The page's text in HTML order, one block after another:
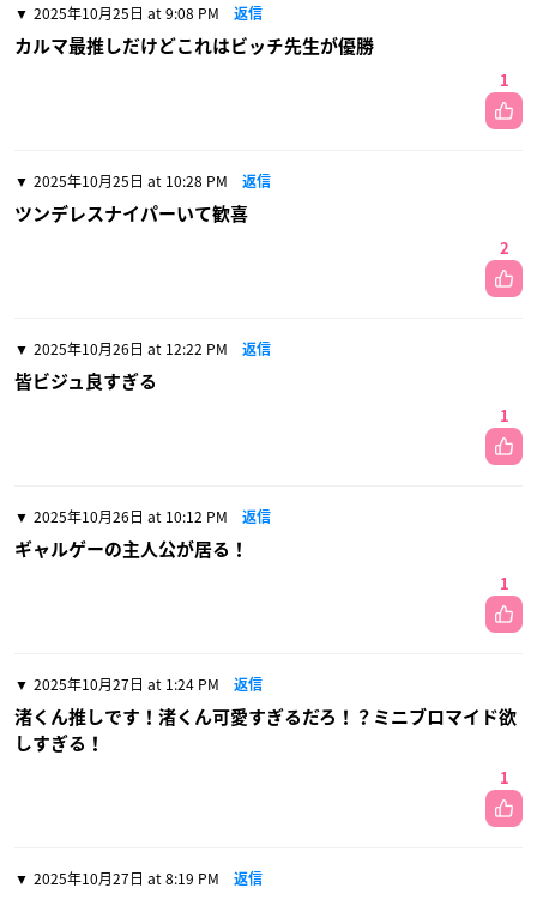
2025年10月25日 at 9:08 PM 返信
カルマ最推しだけどこれはビッチ先生が優勝
1
2025年10月25日 at 10:28 PM 返信
ツンデレスナイパーいて歓喜
2
2025年10月26日 at 12:22 PM 返信
皆ビジュ良すぎる
1
2025年10月26日 at 10:12 PM 返信
ギャルゲーの主人公が居る！
1
2025年10月27日 at 1:24 PM 返信
渚くん推しです！渚くん可愛すぎるだろ！？ミニブロマイド欲
しすぎる！
1
2025年10月27日 at 8:19 PM 返信